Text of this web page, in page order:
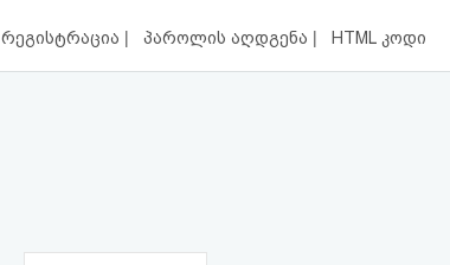
რეგისტრაცია | პაროლის აღდგენა | HTML კოდი